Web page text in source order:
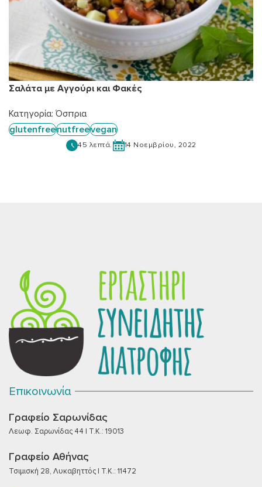
Σαλάτα με Αγγούρι και Φακές
Κατηγορία: Όσπρια
glutenfreenutfreevegan
45 λεπτά. 14 Νοεμβρίου, 2022
Επικοινωνία
Γραφείο Σαρωνίδας
Λεωφ. Σαρωνίδας 44 | T.K.: 19013
Γραφείο Αθήνας
Τσιμισκή 28, Λυκαβηττός | T.K.: 11472